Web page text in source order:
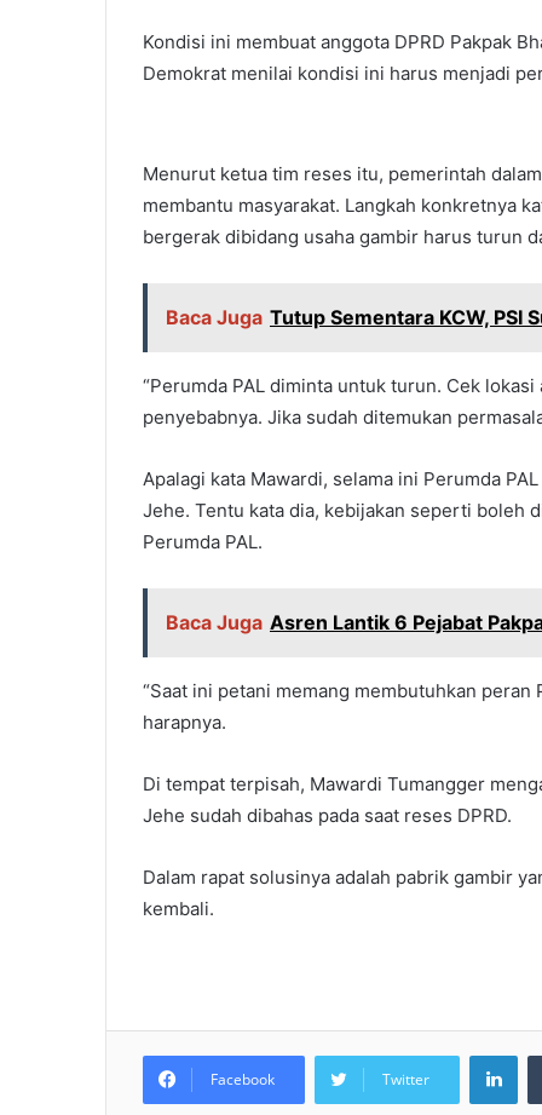
Kondisi ini membuat anggota DPRD Pakpak
Demokrat menilai kondisi ini harus menjadi
Menurut ketua tim reses itu, pemerintah
membantu masyarakat. Langkah konkretnya
bergerak dibidang usaha gambir harus turun
Baca Juga Tutup Sementara KCW, PSI
“Perumda PAL diminta untuk turun. Cek
penyebabnya. Jika sudah ditemukan
Apalagi kata Mawardi, selama ini Perumda
Jehe. Tentu kata dia, kebijakan seperti boleh
Perumda PAL.
Baca Juga Asren Lantik 6 Pejabat
“Saat ini petani memang membutuhkan peran
harapnya.
Di tempat terpisah, Mawardi Tumangger
Jehe sudah dibahas pada saat reses DPRD.
Dalam rapat solusinya adalah pabrik gambir
kembali.
Facebook Twitter